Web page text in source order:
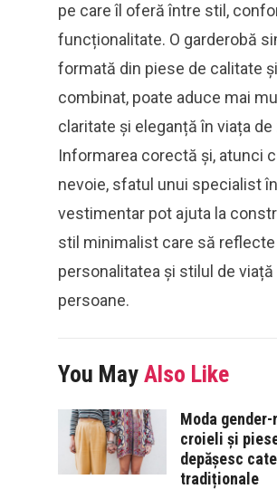
pe care îl oferă între stil,
funcționalitate. O garderobă
formată din piese de calitate
combinat, poate aduce mai
claritate și eleganță în viața de
Informarea corectă și, atunci
nevoie, sfatul unui specialist
vestimentar pot ajuta la
stil minimalist care să reflecte
personalitatea și stilul de
persoane.
You May Also Like
Moda
croieli și
depășesc
tradiționale